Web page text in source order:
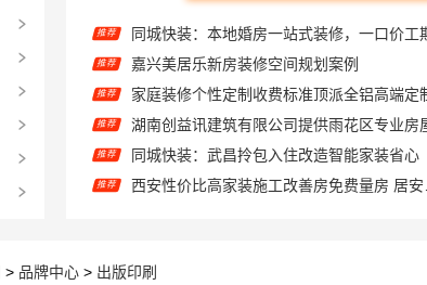
推荐 嘉兴美居乐新房装修空间规划案例
推荐 家庭装修个性定制收费标准顶派全铝高端定制
推荐
推荐 同城快装：武昌拎包入住改造智能家装省心
推荐
推荐 东钢金属家居：轻奢极简踢脚线是什么材质
> 品牌中心 > 出版印刷